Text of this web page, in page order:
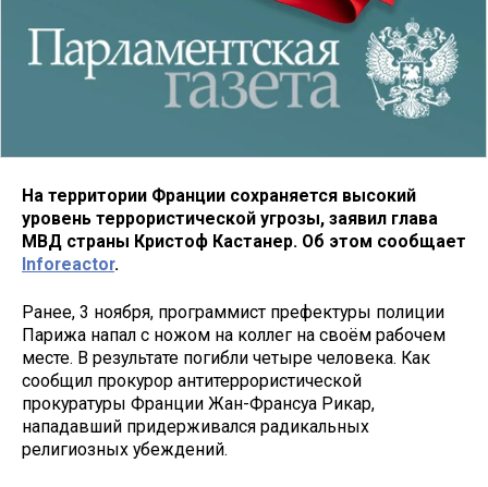
На территории Франции сохраняется высокий
уровень террористической угрозы, заявил глава
МВД страны Кристоф Кастанер. Об этом сообщает
Inforeactor.
Ранее, 3 ноября, программист префектуры полиции
Парижа напал с ножом на коллег на своём рабочем
месте. В результате погибли четыре человека. Как
сообщил прокурор антитеррористической
прокуратуры Франции Жан-Франсуа Рикар,
нападавший придерживался радикальных
религиозных убеждений.